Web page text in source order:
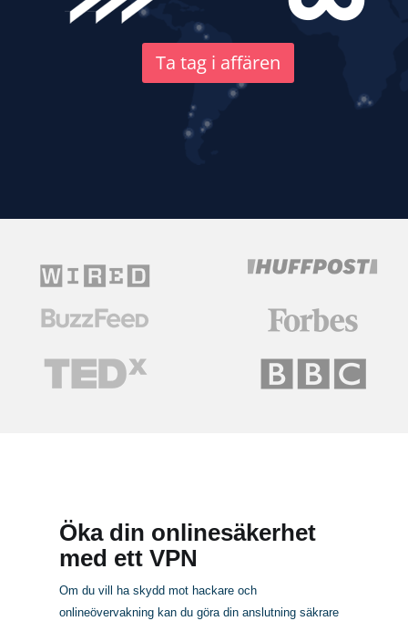
Ta tag i affären
Öka din onlinesäkerhet
med ett VPN
Om du vill ha skydd mot hackare och
onlineövervakning kan du göra din anslutning säkrare